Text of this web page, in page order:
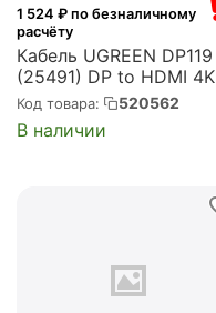
1 524 ₽ по безналичному
расчёту
Кабель UGREEN DP119
(25491) DP to HDMI 4K
Cable. Длина: 3м. Цвет:
черно-серебристый
(25491_)
Код товара: 520562
В наличии